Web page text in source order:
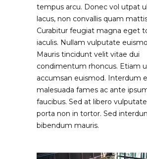
tempus arcu. Donec vol utpat
lacus, non convallis quam
Curabitur feugiat magna eget
iaculis. Nullam vulputate
Mauris tincidunt velit vitae dui
condimentum rhoncus. Etiam
accumsan euismod. Interdum
malesuada fames ac ante
faucibus. Sed at libero
porta non in tortor. Sed
bibendum mauris.